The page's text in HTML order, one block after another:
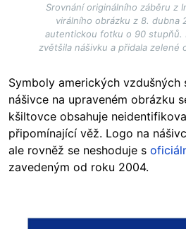
Srovnání originálního záběru z
virálního obrázku z 8. dubna
autentickou fotku o 90 stupňů.
zvětšila nášivku a přidala zelené
Symboly amerických vzdušných
nášivce na upraveném obrázku
kšiltovce obsahuje
připomínající věž. Logo na
ale rovněž se neshoduje s
zavedeným od roku 2004.
Image